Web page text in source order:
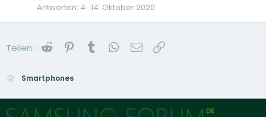
Antworten 4 14. Oktober 2020
Teilen: Reddit Pinterest
Tumblr WhatsApp
E-Mail
Smartphones